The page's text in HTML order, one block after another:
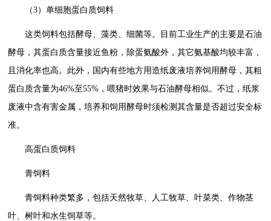
（3）单细胞蛋白质饲料
这类饲料包括酵母、藻类、细菌等。目前工业生产的主要是石油
酵母，其蛋白质含量接近鱼粉，除蛋氨酸外，其它氨基酸均较丰富，
且消化率也高。此外，国内有些地方用造纸废液培养饲用酵母，其粗
蛋白质含量为46%至55%，喂猪时效果与石油酵母相似。不过，纸浆
废液中含有害金属，培养和饲用酵母时须检测其含量是否超过安全标
准。
高蛋白质饲料
青饲料
青饲料种类繁多，包括天然牧草、人工牧草、叶菜类、作物茎
叶、树叶和水生饲草等。